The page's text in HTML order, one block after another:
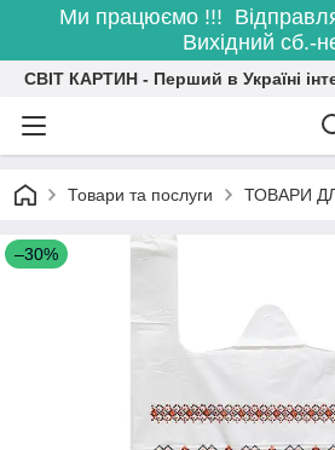
Ми працюємо !!!
Вихідний сб.-
СВІТ КАРТИН - Перший в Україні
Товари та послуги ТОВАРИ
–30%